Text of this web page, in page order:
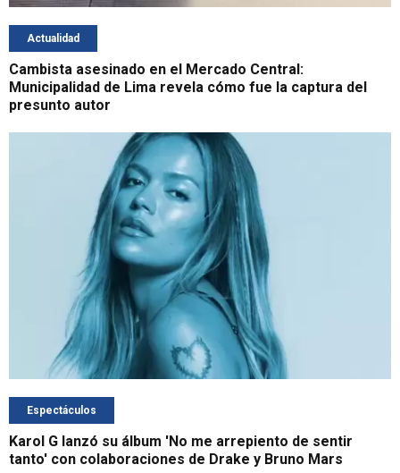
Actualidad
Cambista asesinado en el Mercado Central:
Municipalidad de Lima revela cómo fue la captura del
presunto autor
Espectáculos
Karol G lanzó su álbum 'No me arrepiento de sentir
tanto' con colaboraciones de Drake y Bruno Mars